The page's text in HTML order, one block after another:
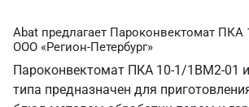
Abat предлагает Пароконвектомат ПКА
ООО «Регион-Петербург»
Пароконвектомат ПКА 10-1/1ВМ2-01
типа предназначен для